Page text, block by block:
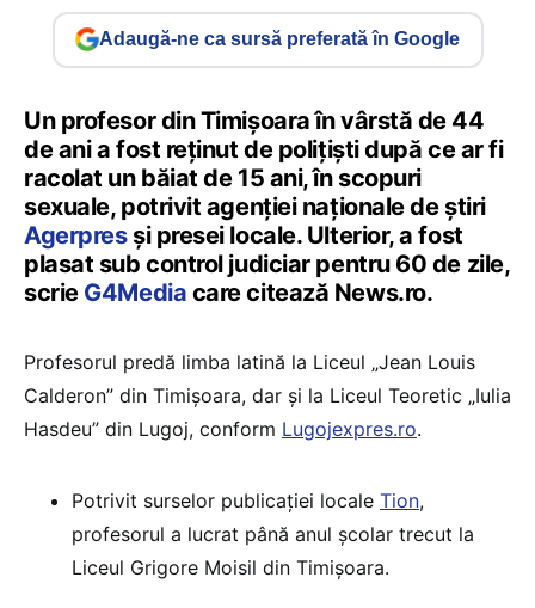
Adaugă-ne ca sursă preferată în Google
Un profesor din Timișoara în vârstă de 44
de ani a fost reținut de polițiști după ce ar fi
racolat un băiat de 15 ani, în scopuri
sexuale, potrivit agenției naționale de știri
Agerpresși presei locale. Ulterior, a fost
plasat sub control judiciar pentru 60 de zile,
scrie G4Media care citează News.ro.
Profesorul predă limba latină la Liceul „Jean Louis
Calderon” din Timișoara, dar și la Liceul Teoretic „Iulia
Hasdeu” din Lugoj, conform Lugojexpres.ro.
Potrivit surselor publicației locale Tion,
profesorul a lucrat până anul școlar trecut la
Liceul Grigore Moisil din Timișoara.